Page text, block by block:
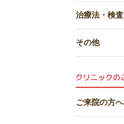
治療法・検査
その他
ご来院の方へ